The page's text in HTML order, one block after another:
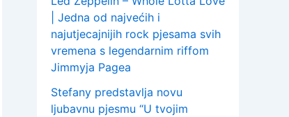
| Jedna od najvećih i
najutjecajnijih rock pjesama svih
vremena s legendarnim riffom
Jimmyja Pagea
Stefany predstavlja novu
ljubavnu pjesmu “U tvojim